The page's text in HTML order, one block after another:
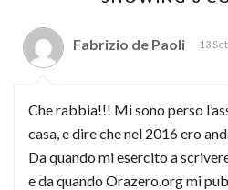
Fabrizio de Paoli 13
Che rabbia!!! Mi sono perso
casa, e dire che nel 2016 ero
Da quando mi esercito a
e da quando Orazero.org mi